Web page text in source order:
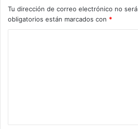
Tu dirección de correo electrónico no
obligatorios están marcados con *
a